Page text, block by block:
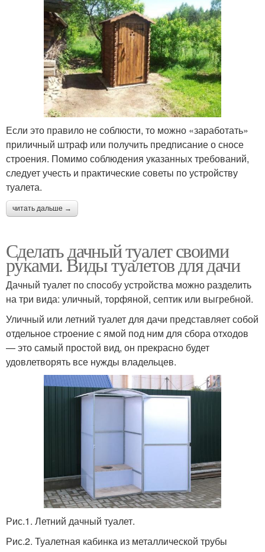
Если это правило не соблюсти, то можно «заработать»
приличный штраф или получить предписание о сносе
строения. Помимо соблюдения указанных требований,
следует учесть и практические советы по устройству
туалета.
читать дальше →
Сделать дачный туалет своими
руками. Виды туалетов для дачи
Дачный туалет по способу устройства можно разделить
на три вида: уличный, торфяной, септик или выгребной.
Уличный или летний туалет для дачи представляет собой
отдельное строение с ямой под ним для сбора отходов
— это самый простой вид, он прекрасно будет
удовлетворять все нужды владельцев.
Рис.1. Летний дачный туалет.
Рис.2. Туалетная кабинка из металлической трубы